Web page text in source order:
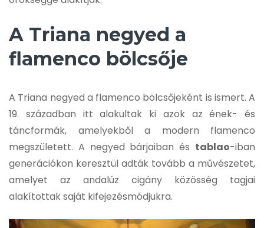
A Triana negyed a
flamenco bölcsője
A Triana negyed a flamenco bölcsőjeként is ismert. A
19. században itt alakultak ki azok az ének- és
táncformák, amelyekből a modern flamenco
megszületett. A negyed bárjaiban és tablao-iban
generációkon keresztül adták tovább a művészetet,
amelyet az andalúz cigány közösség tagjai
alakítottak saját kifejezésmódjukra.